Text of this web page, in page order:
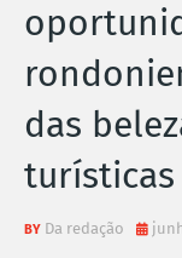
TÍ
C
I
das
turísticas
Da redação